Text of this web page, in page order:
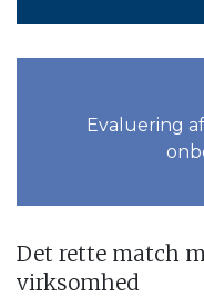
Evaluering
Det rette match
virksomhed